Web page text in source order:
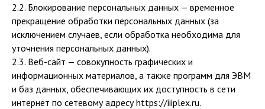
2.2. Блокирование персональных данных — временное
прекращение обработки персональных данных (за
исключением случаев, если обработка необходима для
уточнения персональных данных).
2.3. Веб-сайт — совокупность графических и
информационных материалов, а также программ для ЭВМ
и баз данных, обеспечивающих их доступность в сети
интернет по сетевому адресу https://iiiplex.ru.